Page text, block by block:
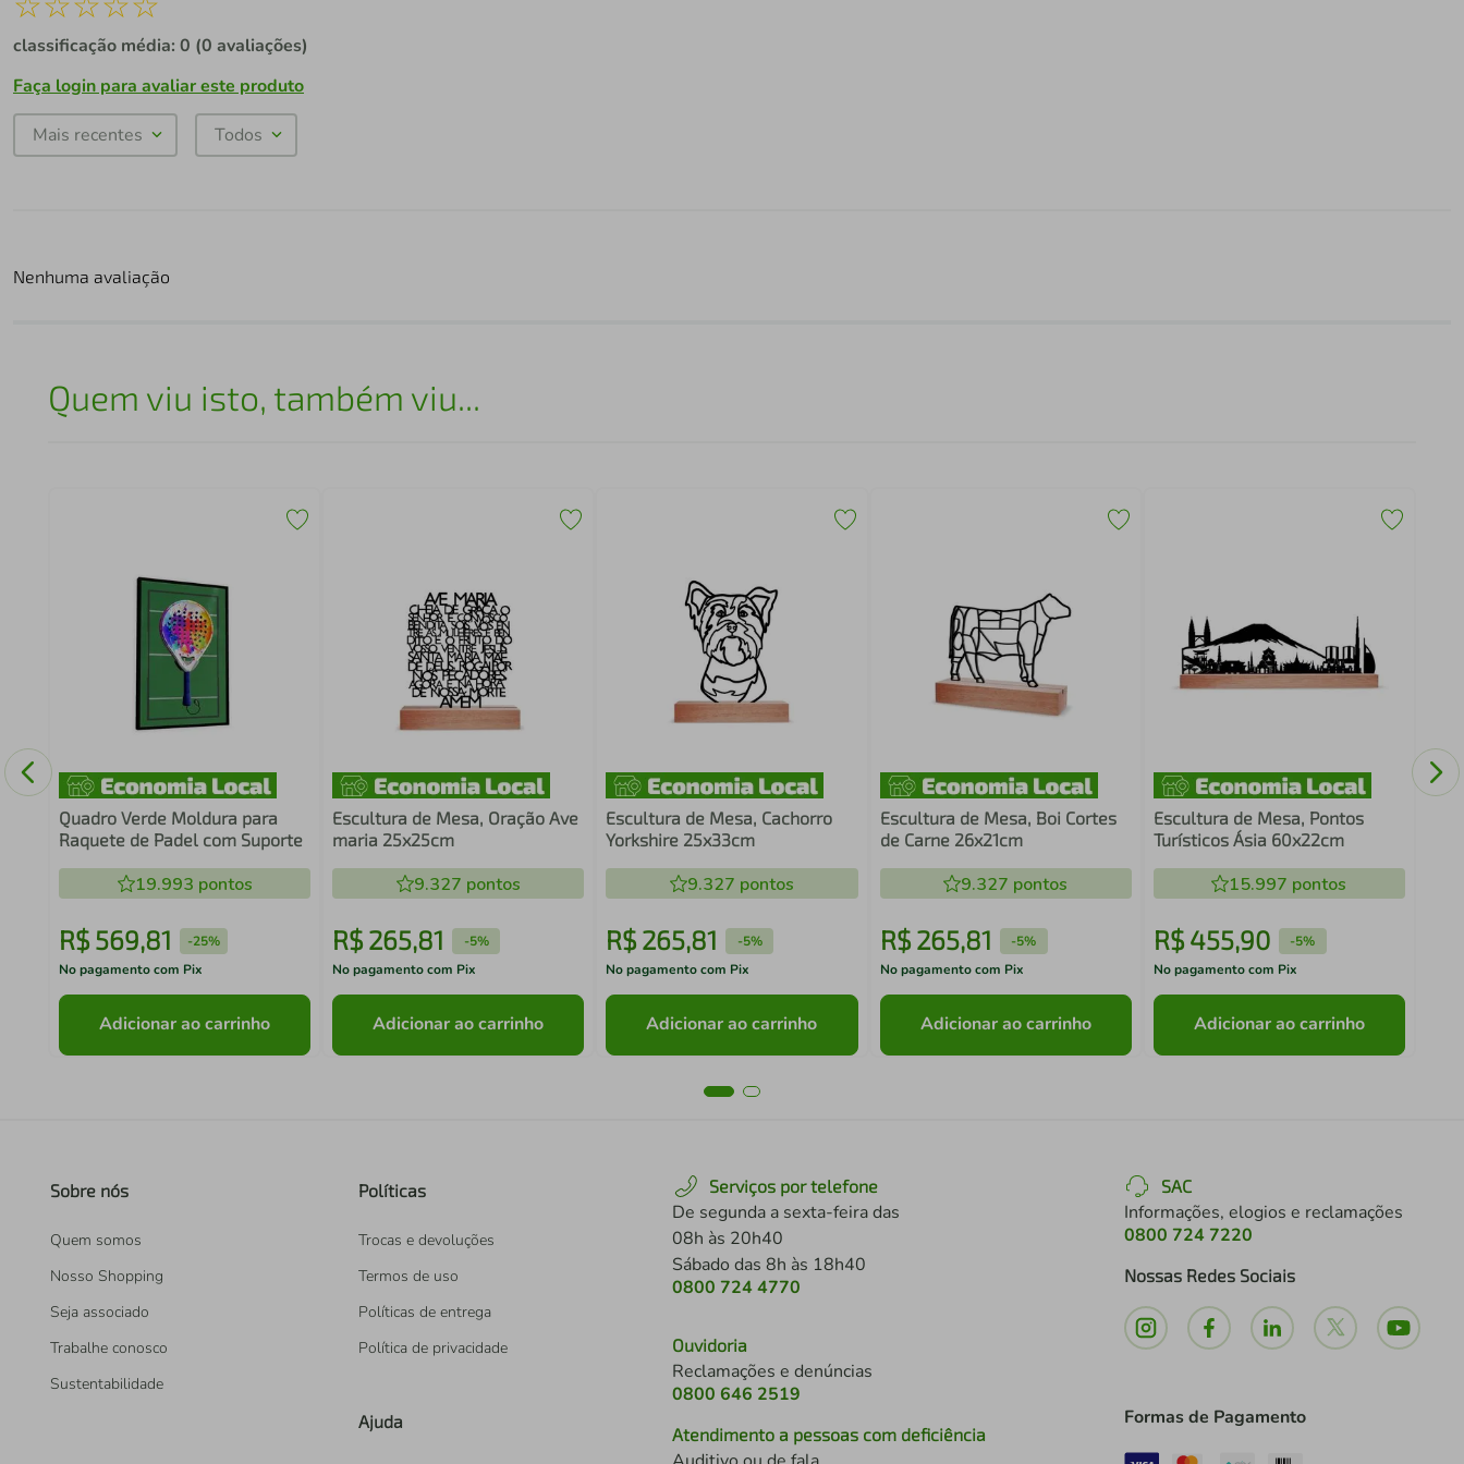
classificação média: 0 (0 avaliações)
Faça login para avaliar este produto
Mais recentes Todos
Nenhuma avaliação
Quem viu isto, também viu...
Quadro Verde Moldura para
Raquete de Padel com Suporte
19.993 pontos
R$ 569,81 -25%
No pagamento com Pix
Adicionar ao carrinho
Escultura de Mesa, Oração Ave
maria 25x25cm
9.327 pontos
R$ 265,81 -5%
No pagamento com Pix
Adicionar ao carrinho
Escultura de Mesa, Cachorro
Yorkshire 25x33cm
9.327 pontos
R$265,81 -5%
No pagamento com Pix
Adicionar ao carrinho
Escultura de Mesa, Boi Cortes
de Carne 26x21cm
9.327 pontos
R$ 265,81 -5%
No pagamento com Pix
Adicionar ao carrinho
Escultura de Mesa, Pontos
Turísticos Ásia 60x22cm
15.997 pontos
R$ 455,90 -5%
No pagamento com Pix
Adicionar ao carrinho
Sobre nós
Quem somos
Nosso Shopping
Seja associado
Trabalhe conosco
Sustentabilidade
Políticas
Trocas e devoluções
Termos de uso
Políticas de entrega
Política de privacidade
Ajuda
Serviços por telefone
De segunda a sexta-feira das
08h às 20h40
Sábado das 8h às 18h40
0800 724 4770
Ouvidoria
Reclamações e denúncias
0800 646 2519
Atendimento a pessoas com deficiência
SAC
Informações, elogios e reclamações
0800 724 7220
Nossas Redes Sociais
Formas de Pagamento